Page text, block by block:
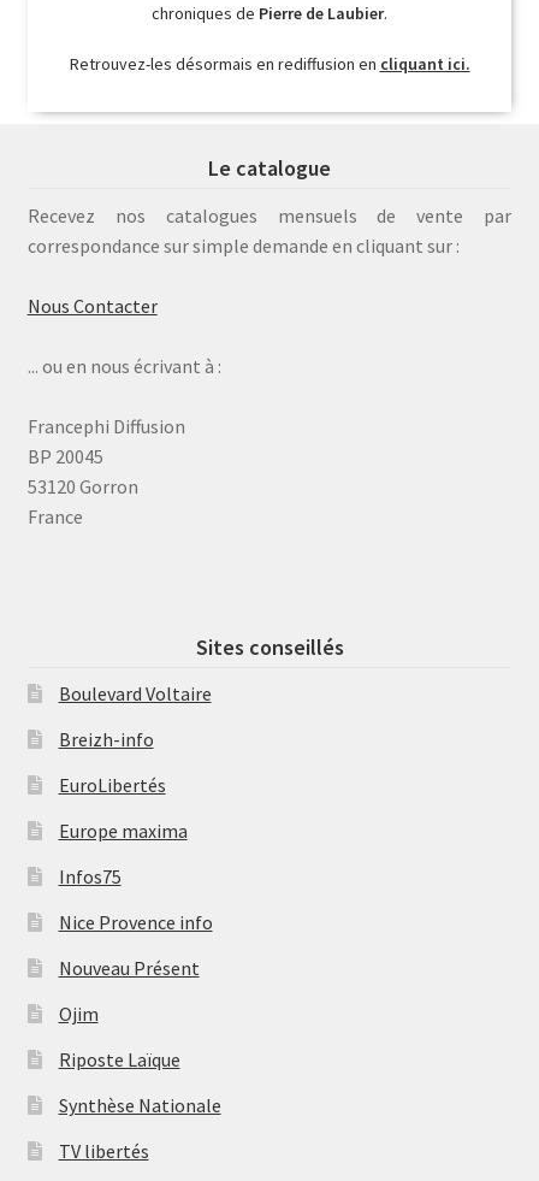
chroniques de Pierre de Laubier.
Retrouvez-les désormais en rediffusion en cliquant ici.
Le catalogue
Recevez nos catalogues mensuels de vente par
correspondance sur simple demande en cliquant sur :
Nous Contacter
... ou en nous écrivant à :
Francephi Diffusion
BP 20045
53120 Gorron
France
Sites conseillés
Boulevard Voltaire
Breizh-info
EuroLibertés
Europe maxima
Infos75
Nice Provence info
Nouveau Présent
Ojim
Riposte Laïque
Synthèse Nationale
TV libertés